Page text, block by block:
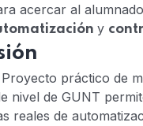
acercar al
y
práctico de
nivel de GUNT
reales de